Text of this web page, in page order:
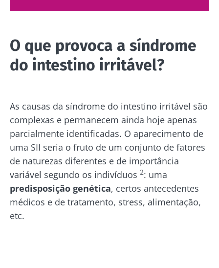
O que provoca a síndrome
do intestino irritável?
As causas da síndrome do intestino irritável são
complexas e permanecem ainda hoje apenas
parcialmente identificadas. O aparecimento de
uma SII seria o fruto de um conjunto de fatores
de naturezas diferentes e de importância
variável segundo os indivíduos 2: uma
predisposição genética, certos antecedentes
médicos e de tratamento, stress, alimentação,
etc.